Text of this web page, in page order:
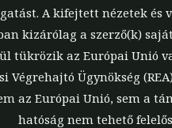
A kifejtett nézetek és
kizárólag a szerző(k)
tükrözik az Európai Unió
Végrehajtó Ügynökség
az Európai Unió, sem a
hatóság nem tehető